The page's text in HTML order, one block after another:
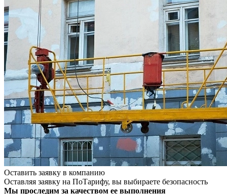
Оставить заявку в компанию
Оставляя заявку на ПоТарифу, вы выбираете безопасность
Мы проследим за качеством ее выполнения